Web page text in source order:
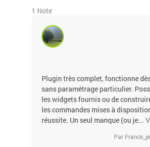
1 Note
Plugin très complet, fonctionne
sans paramétrage particulier.
les widgets fournis ou de
les commandes mises à
réussite. Un seul manque (ou je...
Par